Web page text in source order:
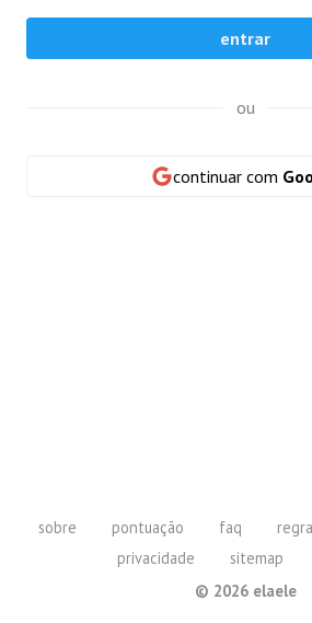
entrar
ou
continuar com
sobre pontuação faq
privacidade
sitemap
© 2026elaele